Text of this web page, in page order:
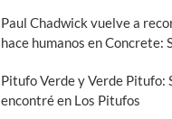
Paul Chadwick vuelve a
hace humanos en Concrete:
Pitufo Verde y Verde Pitufo:
encontré en Los Pitufos